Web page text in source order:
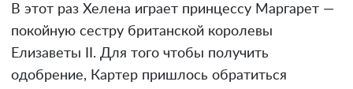
В этот раз Хелена играет принцессу Маргарет —
покойную сестру британской королевы
Елизаветы II. Для того чтобы получить
одобрение, Картер пришлось обратиться